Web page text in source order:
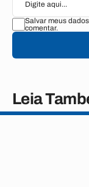
Salvar meus
comentar.
Leia